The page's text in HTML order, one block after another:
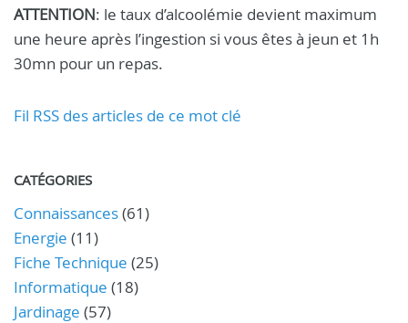
ATTENTION: le taux d’alcoolémie devient maximum
une heure après l’ingestion si vous êtes à jeun et 1h
30mn pour un repas.
Fil RSS des articles de ce mot clé
CATÉGORIES
Connaissances(61)
Energie (11)
Fiche Technique (25)
Informatique (18)
Jardinage (57)